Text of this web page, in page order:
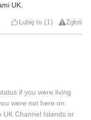
UK.
Lubię to 1 Zgłoś
if you were living
were not here on
UK Channel Islands or